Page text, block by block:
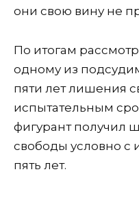
они свою вину не
По итогам
одному из
пяти лет лишения
испытательным
фигурант получил
свободы условно с
пять лет.